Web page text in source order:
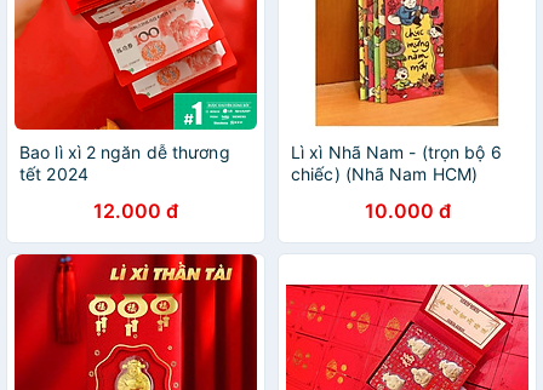
Bao lì xì 2 ngăn dễ thương
tết 2024
12.000 đ
Lì xì Nhã Nam - (trọn bộ 6
chiếc) (Nhã Nam HCM)
10.000 đ